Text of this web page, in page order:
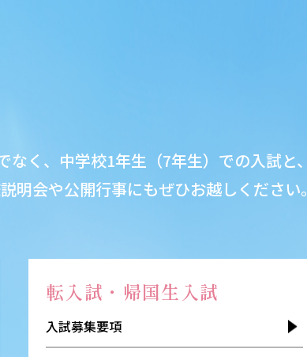
く、中学校1年生（7年生）での入試と、
明会や公開行事にもぜひお越しください。
転入試・帰国生入試
入試募集要項